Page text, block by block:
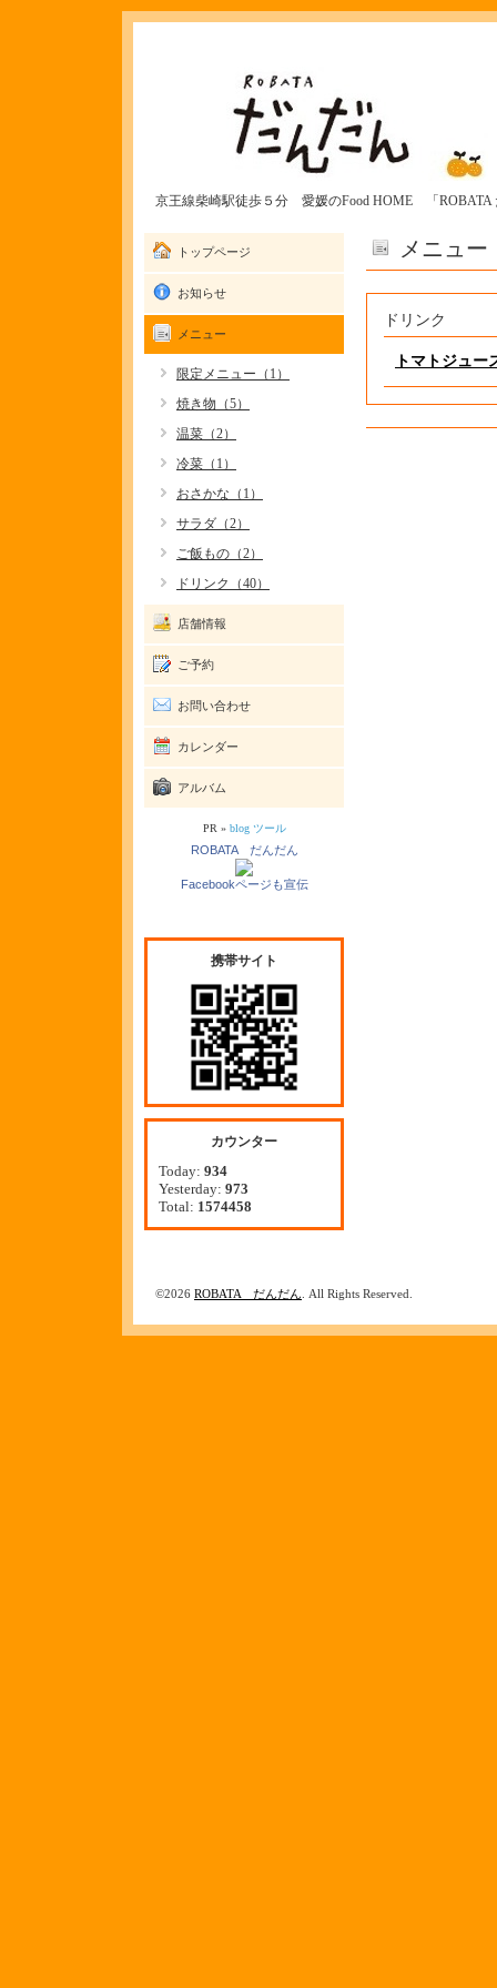
京王線柴崎駅徒歩５分 愛媛のFood HOME 「ROBATA
メニュー
ドリンク
トマトジュー
トップページ
お知らせ
メニュー
限定メニュー（1）
焼き物（5）
温菜（2）
冷菜（1）
おさかな（1）
サラダ（2）
ご飯もの（2）
ドリンク（40）
店舗情報
ご予約
お問い合わせ
カレンダー
アルバム
PR » blog ツール
ROBATA だんだん
Facebookページも宣伝
携帯サイト
カウンター
Today: 934
Yesterday: 973
Total: 1574458
©2026 ROBATA だんだん . All Rights Reserved.